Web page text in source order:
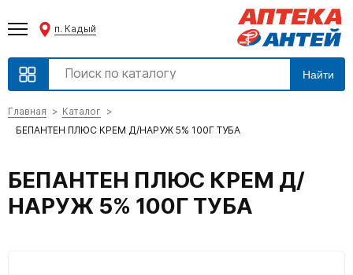
п. Кадый
Найти
Главная
Каталог
БЕПАНТЕН ПЛЮС КРЕМ Д/НАРУЖ 5% 100Г ТУБА
БЕПАНТЕН ПЛЮС КРЕМ Д/
НАРУЖ 5% 100Г ТУБА